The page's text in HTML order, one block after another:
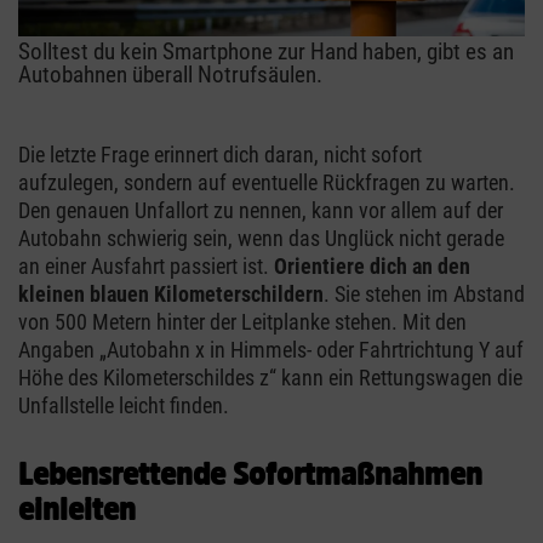
Solltest du kein Smartphone zur Hand haben, gibt es an
Autobahnen überall Notrufsäulen.
Die letzte Frage erinnert dich daran, nicht sofort
aufzulegen, sondern auf eventuelle Rückfragen zu warten.
Den genauen Unfallort zu nennen, kann vor allem auf der
Autobahn schwierig sein, wenn das Unglück nicht gerade
an einer Ausfahrt passiert ist. Orientiere dich an den
kleinen blauen Kilometerschildern. Sie stehen im Abstand
von 500 Metern hinter der Leitplanke stehen. Mit den
Angaben „Autobahn x in Himmels- oder Fahrtrichtung Y auf
Höhe des Kilometerschildes z“ kann ein Rettungswagen die
Unfallstelle leicht finden.
Lebensrettende Sofortmaßnahmen
einleiten